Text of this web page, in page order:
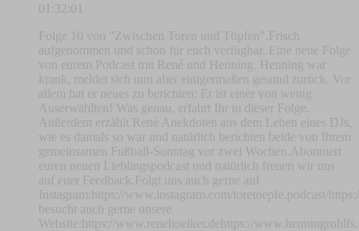
01:32:01
Folge 10 von "Zwischen Toren und Töpfen".Frisch
aufgenommen und schon für euch verfügbar. Eine neue Folge
von eurem Podcast mit René und Henning. Henning war
krank, meldet sich nun aber einigermaßen gesund zurück. Vor
allem hat er neues zu berichten: Er ist einer von wenig
Auserwählten! Was genau, erfahrt Ihr in dieser Folge.
Außerdem erzählt René Anekdoten aus dem Leben eines DJs,
wie es damals so war und natürlich berichten beide von Ihrem
gemeinsamen Fußball-Sonntag vor zwei Wochen.Abonniert
euren neuen Lieblingspodcast und natürlich freuen wir uns
auf euer Feedback.Folgt uns auch gerne auf
Instagram:https://www.instagram.com/toretoepfe.podcast/
besucht auch gerne unsere
Website:https://www.renehoelker.dehttps://